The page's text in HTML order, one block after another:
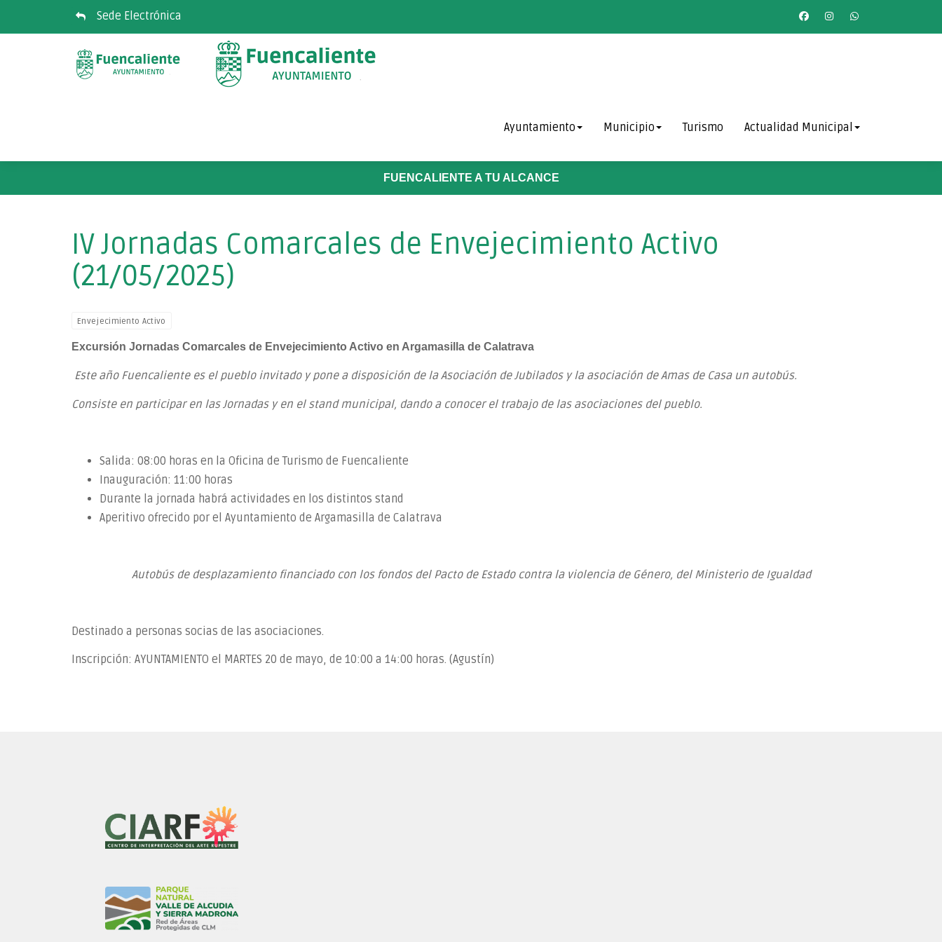
Sede Electrónica
Ayuntamiento Municipio Turismo Actualidad Municipal
FUENCALIENTE A TU ALCANCE
IV Jornadas Comarcales de Envejecimiento Activo
(21/05/2025)
Envejecimiento Activo
Excursión Jornadas Comarcales de Envejecimiento Activo en Argamasilla de Calatrava
Este año Fuencaliente es el pueblo invitado y pone a disposición de la Asociación de Jubilados y la asociación de Amas de Casa un autobús.
Consiste en participar en las Jornadas y en el stand municipal, dando a conocer el trabajo de las asociaciones del pueblo.
Salida: 08:00 horas en la Oficina de Turismo de Fuencaliente
Inauguración: 11:00 horas
Durante la jornada habrá actividades en los distintos stand
Aperitivo ofrecido por el Ayuntamiento de Argamasilla de Calatrava
Autobús de desplazamiento financiado con los fondos del Pacto de Estado contra la violencia de Género, del Ministerio de Igualdad
Destinado a personas socias de las asociaciones.
Inscripción: AYUNTAMIENTO el MARTES 20 de mayo, de 10:00 a 14:00 horas. (Agustín)